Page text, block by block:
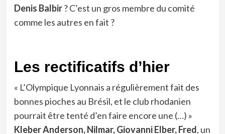
Denis Balbir? C’est un gros membre du comité
comme les autres en fait ?
Les rectificatifs d’hier
« L’Olympique Lyonnais a régulièrement fait des
bonnes pioches au Brésil, et le club rhodanien
pourrait être tenté d’en faire encore une (…) »
Kleber Anderson, Nilmar, Giovanni Elber, Fred, un